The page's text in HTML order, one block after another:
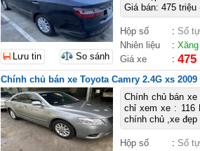
Giá bán: 475
Hộp số : Số
Nhiên liệu
: Xăng
Giá xe
:
Lưu tin So sánh
Chính chủ bán xe Toyota Camry 2.4G xs
Chính chủ bán
chỉ xem xe : 116
chính chủ ,xe
Hộp số : Số